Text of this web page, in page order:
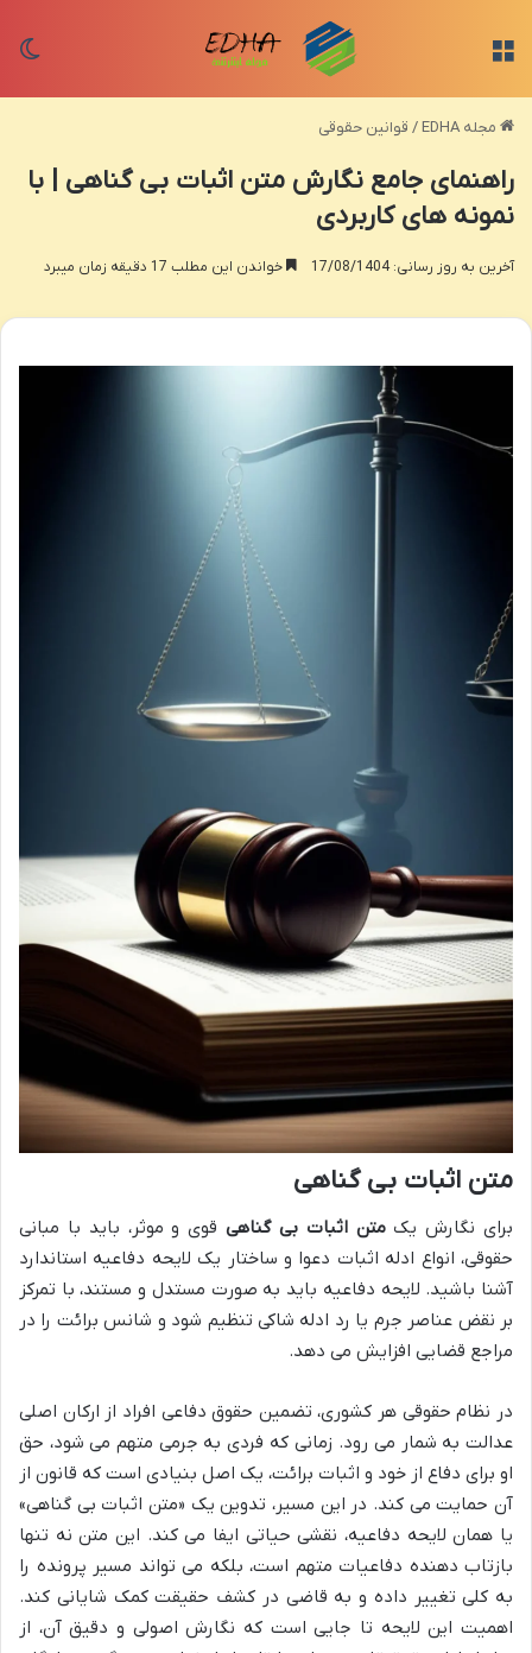
مجله EDHA / قوانین حقوقی
راهنمای جامع نگارش متن اثبات بی گناهی | با
نمونه های کاربردی
آخرین به روز رسانی: 17/08/1404 خواندن این مطلب 17 دقیقه زمان میبرد
متن اثبات بی گناهی
برای نگارش یکمتن اثبات بی گناهی قوی و موثر، باید با مبانی
حقوقی، انواع ادله اثبات دعوا و ساختار یک لایحه دفاعیه استاندارد
آشنا باشید. لایحه دفاعیه باید به صورت مستدل و مستند، با تمرکز
بر نقض عناصر جرم یا رد ادله شاکی تنظیم شود و شانس برائت را در
مراجع قضایی افزایش می دهد.
در نظام حقوقی هر کشوری، تضمین حقوق دفاعی افراد از ارکان اصلی
عدالت به شمار می رود. زمانی که فردی به جرمی متهم می شود، حق
او برای دفاع از خود و اثبات برائت، یک اصل بنیادی است که قانون از
آن حمایت می کند. در این مسیر، تدوین یک «متن اثبات بی گناهی»
یا همان لایحه دفاعیه، نقشی حیاتی ایفا می کند. این متن نه تنها
بازتاب دهنده دفاعیات متهم است، بلکه می تواند مسیر پرونده را
به کلی تغییر داده و به قاضی در کشف حقیقت کمک شایانی کند.
اهمیت این لایحه تا جایی است که نگارش اصولی و دقیق آن، از